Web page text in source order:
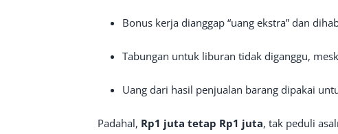
Bonus kerja dianggap “uang ekstra” dan
Tabungan untuk liburan tidak diganggu,
Uang dari hasil penjualan barang dipakai
Padahal, Rp1 juta tetap Rp1 juta, tak peduli